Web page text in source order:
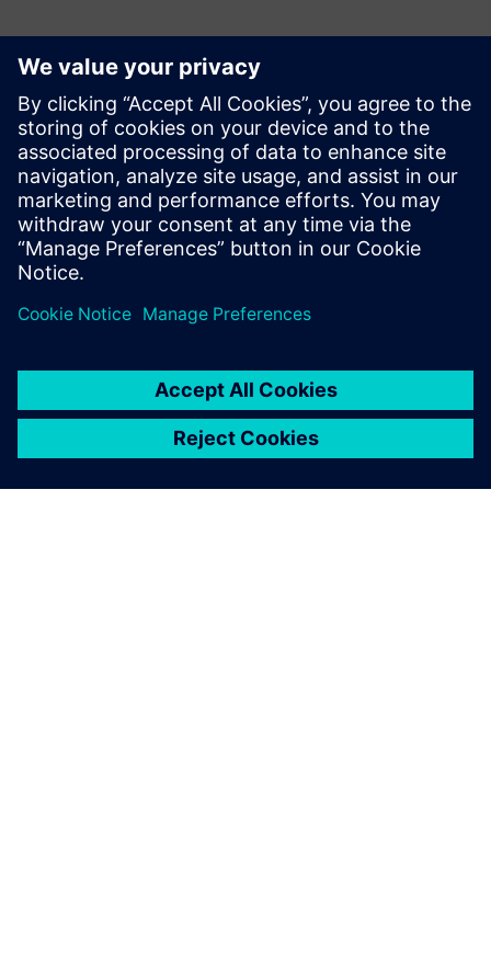
Contacts presse
Service RP de Siemens Digital Industries Software
E-mail : press.software.sisw@siemens.com